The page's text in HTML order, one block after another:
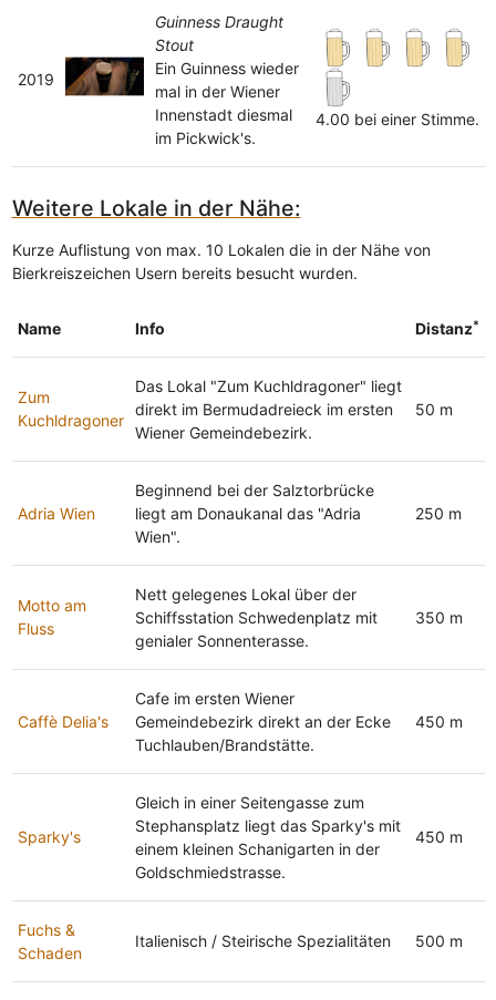
2019
Guinness Draught
Stout
Ein Guinness wieder
mal in der Wiener
Innenstadt diesmal
im Pickwick's.
4.00 bei einer Stimme.
Weitere Lokale in der Nähe:
Kurze Auflistung von max. 10 Lokalen die in der Nähe von
Bierkreiszeichen Usern bereits besucht wurden.
Name Info Distanz*
Zum
Kuchldragoner
Das Lokal "Zum Kuchldragoner" liegt
direkt im Bermudadreieck im ersten
Wiener Gemeindebezirk.
50 m
Adria Wien
Beginnend bei der Salztorbrücke
liegt am Donaukanal das "Adria
Wien".
250 m
Motto am
Fluss
Nett gelegenes Lokal über der
Schiffsstation Schwedenplatz mit
genialer Sonnenterasse.
350 m
Caffè Delia's
Cafe im ersten Wiener
Gemeindebezirk direkt an der Ecke
Tuchlauben/Brandstätte.
450 m
Sparky's
Gleich in einer Seitengasse zum
Stephansplatz liegt das Sparky's mit
einem kleinen Schanigarten in der
Goldschmiedstrasse.
450 m
Fuchs &
Schaden
Italienisch / Steirische Spezialitäten 500 m